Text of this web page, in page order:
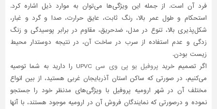
فرد آن است. از جمله این ویژگی‌ها می‌توان به موارد ذیل اشاره کرد.
استحکام و طول عمر بالا، رنگ ثابت، عایق حرارت، صدا و گرد و غبار،
شکل‌پذیری بالا، تنوع در مدل، ضدحریق، مقاوم در برابر پوسیدگی و زنگ
زدگی و عدم استفاده از سرب در ساخت آن، در نتیجه دوستدار محیط
زیست بودن.
اگر تصمیم خرید پروفیل یو پی وی سی
UPVC را دارید به شما توصیه
می‌کنیم، در صورتی که ساکن استان آذربایجان غربی هستید، از بین انواع
مختلف آن در شهر ارومیه پروفیل با ویژگی‌های مدنظر خود را جستجو
نموده و درصورتی‌ که نمایندگان فروش آن در ارومیه موجود هستند، با آنها